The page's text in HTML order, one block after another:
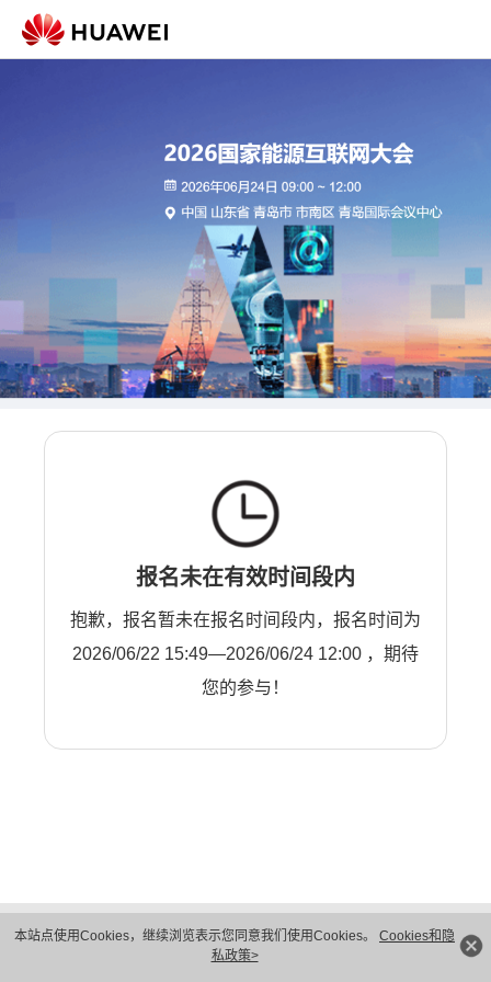
本站点使用Cookies，继续浏览表示您同意我们使用Cookies。 Cookies和隐
私政策>
报名未在有效时间段内
抱歉，报名暂未在报名时间段内，报名时间为
2026/06/22 15:49—2026/06/24 12:00 ，期待
您的参与！
隐私保护
法律声明